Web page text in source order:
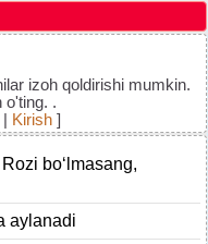
izoh qoldirishi mumkin.
o'ting. .
Kirish]
bo‘lmasang,
aylanadi